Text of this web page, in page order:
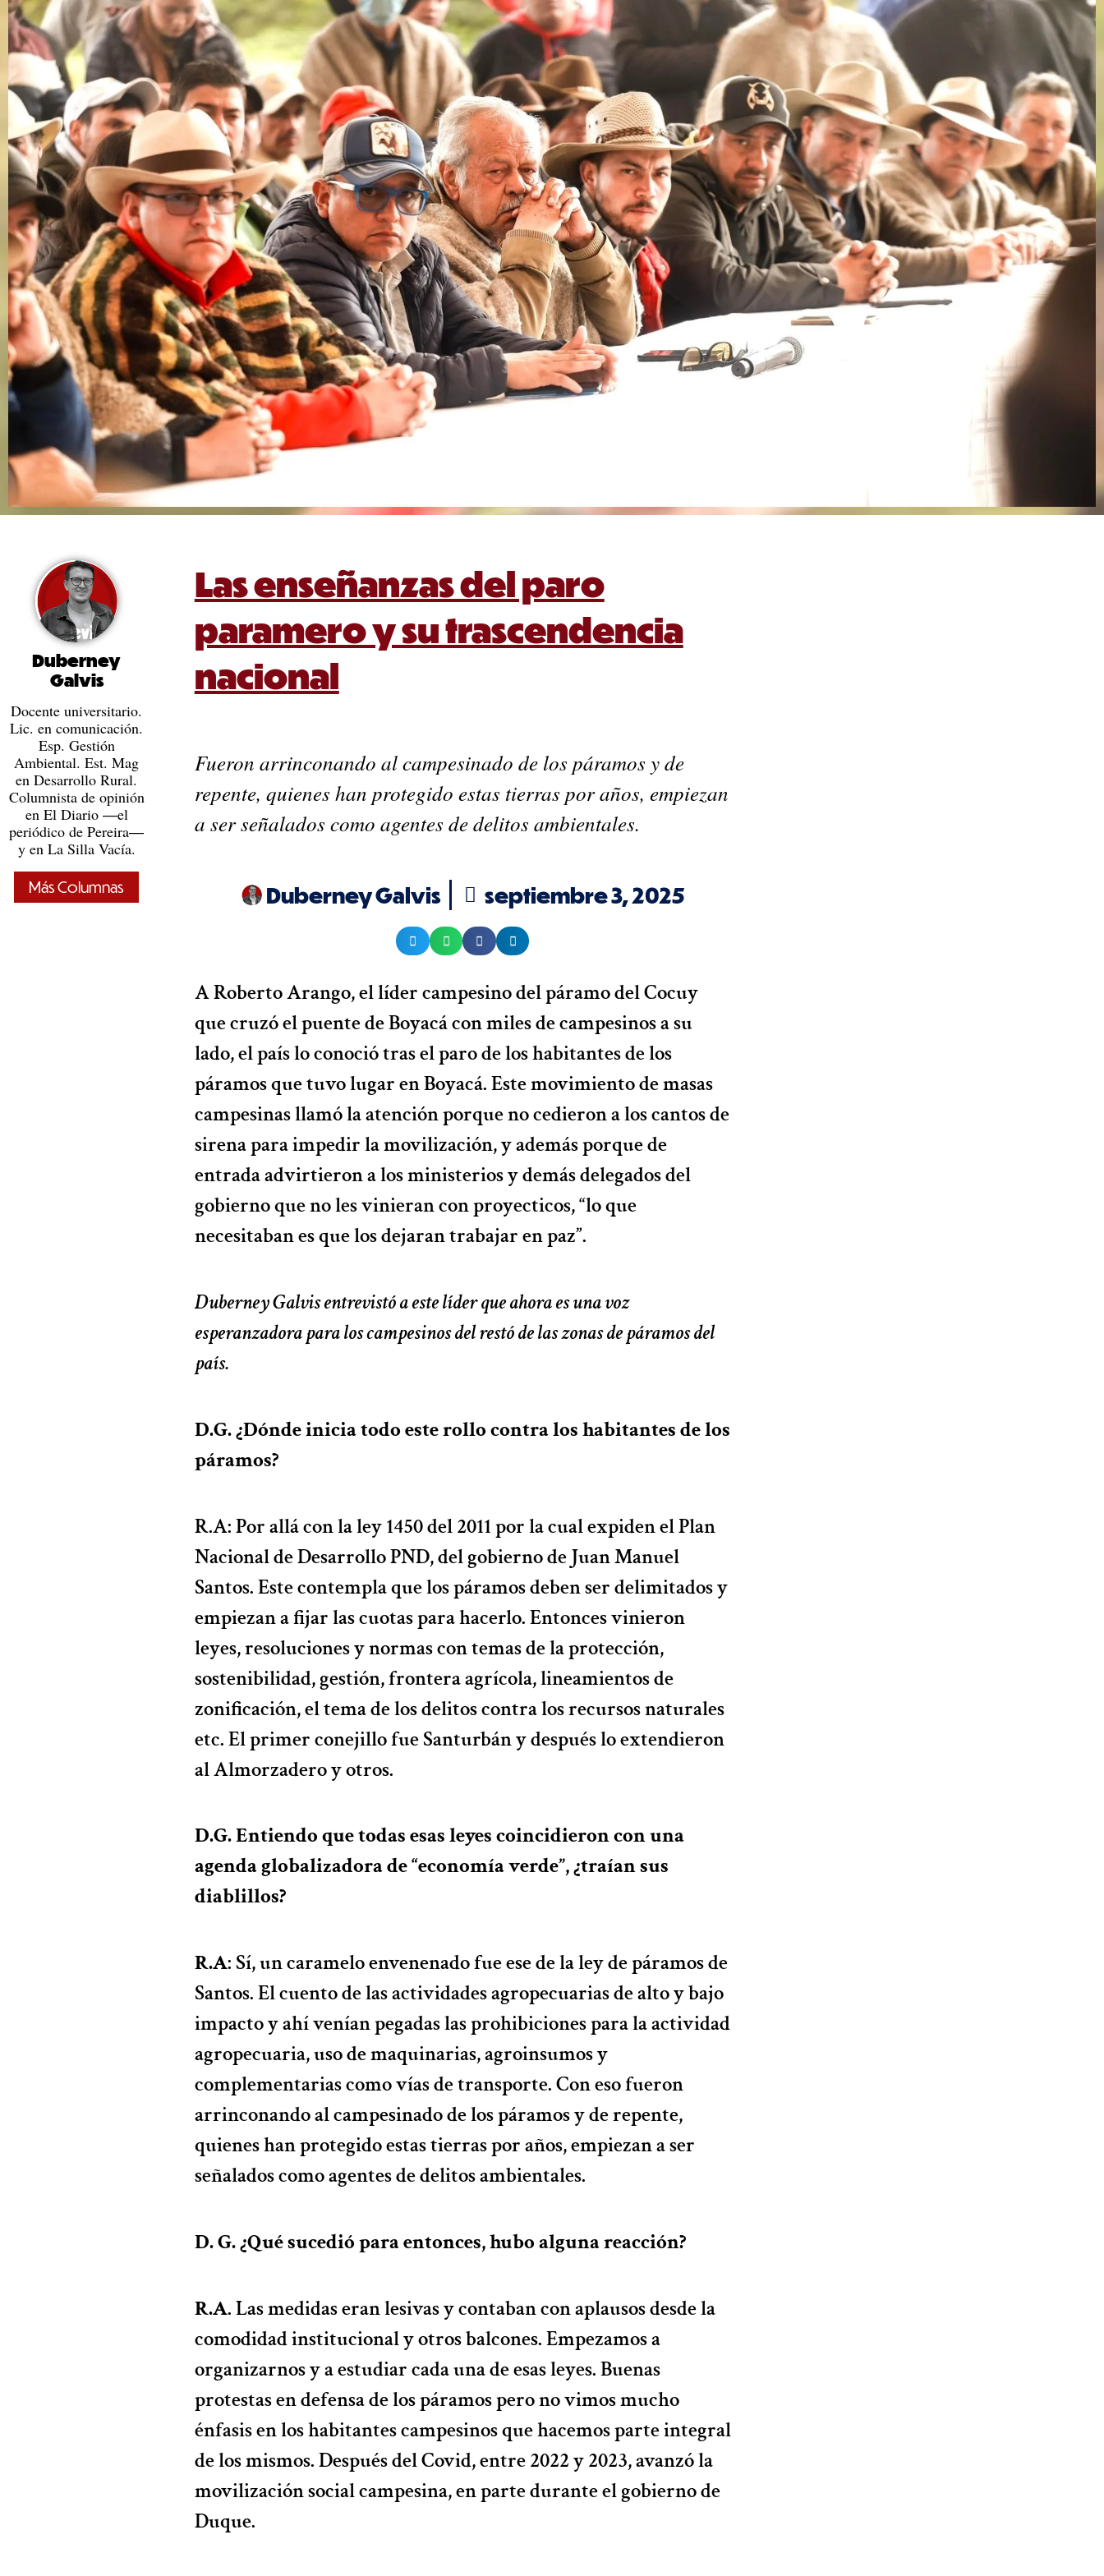
Duberney
Galvis
Docente universitario.
Lic. en comunicación.
Esp. Gestión
Ambiental. Est. Mag
en Desarrollo Rural.
Columnista de opinión
en El Diario ―el
periódico de Pereira―
y en La Silla Vacía.
Más Columnas
Las enseñanzas del paro
paramero y su trascendencia
nacional
Fueron arrinconando al campesinado de los páramos y de
repente, quienes han protegido estas tierras por años, empiezan
a ser señalados como agentes de delitos ambientales.
Duberney Galvis septiembre 3, 2025
A Roberto Arango, el líder campesino del páramo del Cocuy
que cruzó el puente de Boyacá con miles de campesinos a su
lado, el país lo conoció tras el paro de los habitantes de los
páramos que tuvo lugar en Boyacá. Este movimiento de masas
campesinas llamó la atención porque no cedieron a los cantos de
sirena para impedir la movilización, y además porque de
entrada advirtieron a los ministerios y demás delegados del
gobierno que no les vinieran con proyecticos, “lo que
necesitaban es que los dejaran trabajar en paz”.
Duberney Galvis entrevistó a este líder que ahora es una voz
esperanzadora para los campesinos del restó de las zonas de páramos del
país.
D.G. ¿Dónde inicia todo este rollo contra los habitantes de los
páramos?
R.A: Por allá con la ley 1450 del 2011 por la cual expiden el Plan
Nacional de Desarrollo PND, del gobierno de Juan Manuel
Santos. Este contempla que los páramos deben ser delimitados y
empiezan a fijar las cuotas para hacerlo. Entonces vinieron
leyes, resoluciones y normas con temas de la protección,
sostenibilidad, gestión, frontera agrícola, lineamientos de
zonificación, el tema de los delitos contra los recursos naturales
etc. El primer conejillo fue Santurbán y después lo extendieron
al Almorzadero y otros.
D.G. Entiendo que todas esas leyes coincidieron con una
agenda globalizadora de “economía verde”, ¿traían sus
diablillos?
R.A: Sí, un caramelo envenenado fue ese de la ley de páramos de
Santos. El cuento de las actividades agropecuarias de alto y bajo
impacto y ahí venían pegadas las prohibiciones para la actividad
agropecuaria, uso de maquinarias, agroinsumos y
complementarias como vías de transporte. Con eso fueron
arrinconando al campesinado de los páramos y de repente,
quienes han protegido estas tierras por años, empiezan a ser
señalados como agentes de delitos ambientales.
D. G. ¿Qué sucedió para entonces, hubo alguna reacción?
R.A. Las medidas eran lesivas y contaban con aplausos desde la
comodidad institucional y otros balcones. Empezamos a
organizarnos y a estudiar cada una de esas leyes. Buenas
protestas en defensa de los páramos pero no vimos mucho
énfasis en los habitantes campesinos que hacemos parte integral
de los mismos. Después del Covid, entre 2022 y 2023, avanzó la
movilización social campesina, en parte durante el gobierno de
Duque.